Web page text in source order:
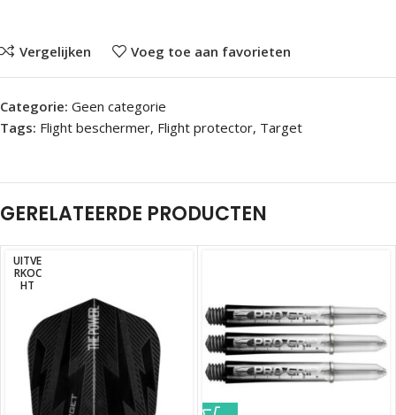
Vergelijken Voeg toe aan favorieten
Categorie: Geen categorie
Tags: Flight beschermer, Flight protector, Target
GERELATEERDE PRODUCTEN
UITVE
RKOC
HT